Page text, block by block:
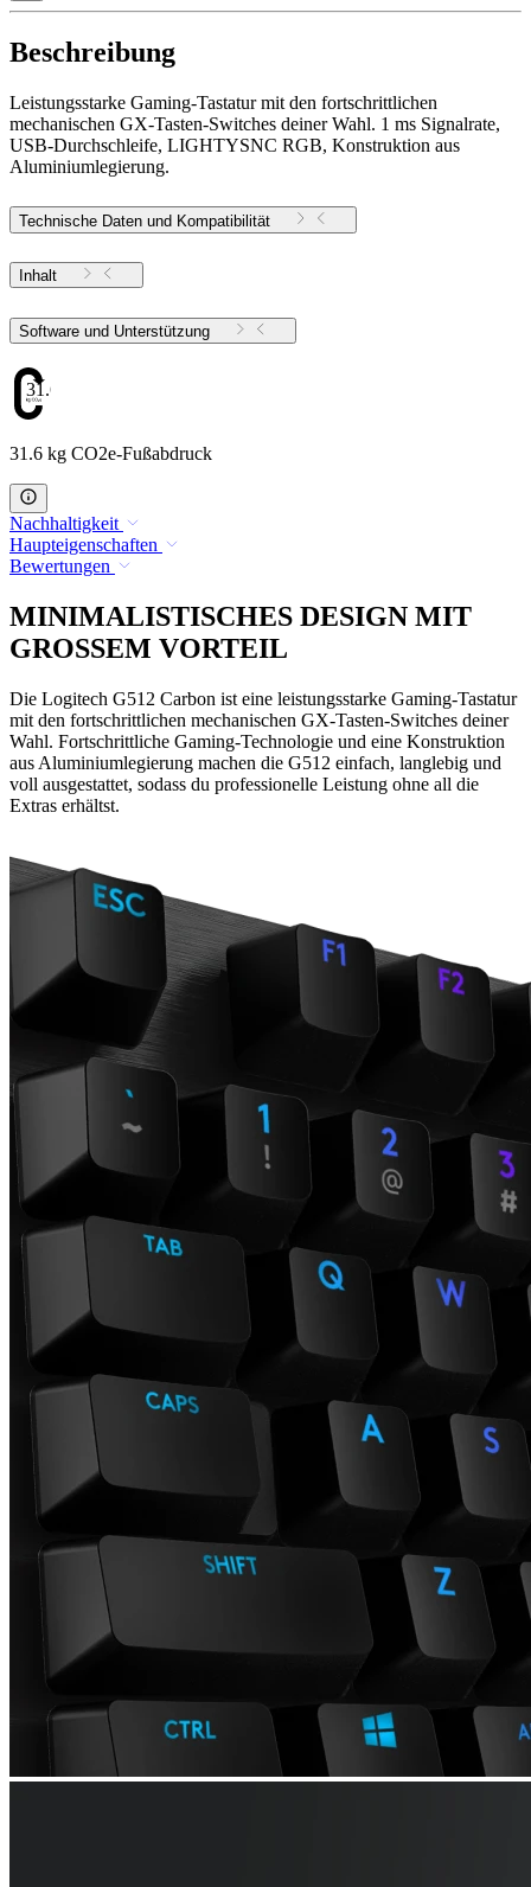
Beschreibung
Leistungsstarke Gaming-Tastatur mit den fortschrittlichen
mechanischen GX-Tasten-Switches deiner Wahl. 1 ms Signalrate,
USB-Durchschleife, LIGHTYSNC RGB, Konstruktion aus
Aluminiumlegierung.
Technische Daten und Kompatibilität
Inhalt
Software und Unterstützung
31.6
31.6 kg CO2e-Fußabdruck
Nachhaltigkeit
Haupteigenschaften
Bewertungen
MINIMALISTISCHES DESIGN MIT
GROSSEM VORTEIL
Die Logitech G512 Carbon ist eine leistungsstarke Gaming-Tastatur
mit den fortschrittlichen mechanischen GX-Tasten-Switches deiner
Wahl. Fortschrittliche Gaming-Technologie und eine Konstruktion
aus Aluminiumlegierung machen die G512 einfach, langlebig und
voll ausgestattet, sodass du professionelle Leistung ohne all die
Extras erhältst.